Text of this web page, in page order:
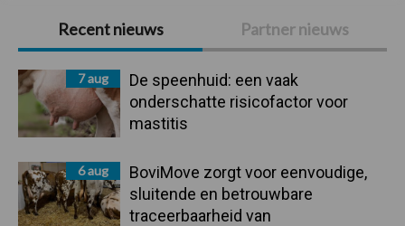
Primaire
Sidebar
Recent nieuws Partner nieuws
7 aug
De speenhuid: een vaak
onderschatte risicofactor voor
mastitis
6 aug
BoviMove zorgt voor eenvoudige,
sluitende en betrouwbare
traceerbaarheid van